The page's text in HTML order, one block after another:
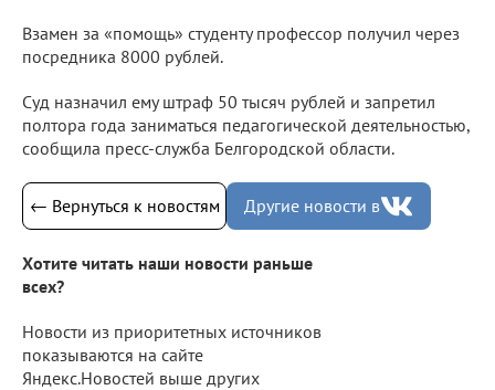
Взамен за «помощь» студенту профессор получил через
посредника 8000 рублей.
Суд назначил ему штраф 50 тысяч рублей и запретил
полтора года заниматься педагогической деятельностью,
сообщила пресс-служба Белгородской области.
← Вернуться к новостям Другие новости в
Хотите читать наши новости раньше
всех?
Новости из приоритетных источников
показываются на сайте
Яндекс.Новостей выше других